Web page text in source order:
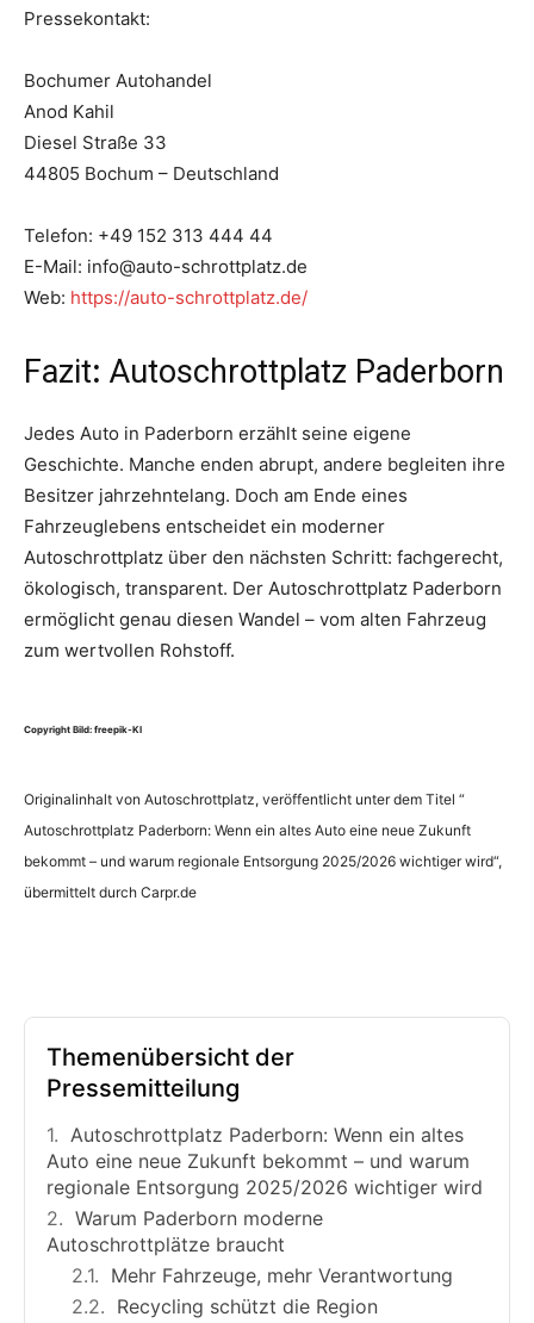
Pressekontakt:
Bochumer Autohandel
Anod Kahil
Diesel Straße 33
44805 Bochum – Deutschland
Telefon: +49 152 313 444 44
E-Mail: info@auto-schrottplatz.de
Web: https://auto-schrottplatz.de/
Fazit: Autoschrottplatz Paderborn
Jedes Auto in Paderborn erzählt seine eigene
Geschichte. Manche enden abrupt, andere begleiten ihre
Besitzer jahrzehntelang. Doch am Ende eines
Fahrzeuglebens entscheidet ein moderner
Autoschrottplatz über den nächsten Schritt: fachgerecht,
ökologisch, transparent. Der Autoschrottplatz Paderborn
ermöglicht genau diesen Wandel – vom alten Fahrzeug
zum wertvollen Rohstoff.
Copyright Bild: freepik-KI
Originalinhalt von Autoschrottplatz, veröffentlicht unter dem Titel “
Autoschrottplatz Paderborn: Wenn ein altes Auto eine neue Zukunft
bekommt – und warum regionale Entsorgung 2025/2026 wichtiger wird“,
übermittelt durch Carpr.de
Themenübersicht der
Pressemitteilung
Autoschrottplatz Paderborn: Wenn ein altes
Auto eine neue Zukunft bekommt – und warum
regionale Entsorgung 2025/2026 wichtiger wird
Warum Paderborn moderne
Autoschrottplätze braucht
Mehr Fahrzeuge, mehr Verantwortung
Recycling schützt die Region